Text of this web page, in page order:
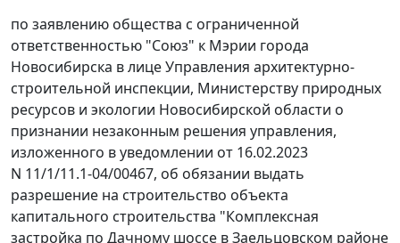
по заявлению общества с ограниченной
ответственностью "Союз" к Мэрии города
Новосибирска в лице Управления архитектурно-
строительной инспекции, Министерству природных
ресурсов и экологии Новосибирской области о
признании незаконным решения управления,
изложенного в уведомлении от 16.02.2023
N 11/1/11.1-04/00467, об обязании выдать
разрешение на строительство объекта
капитального строительства "Комплексная
застройка по Дачному шоссе в Заельцовском районе